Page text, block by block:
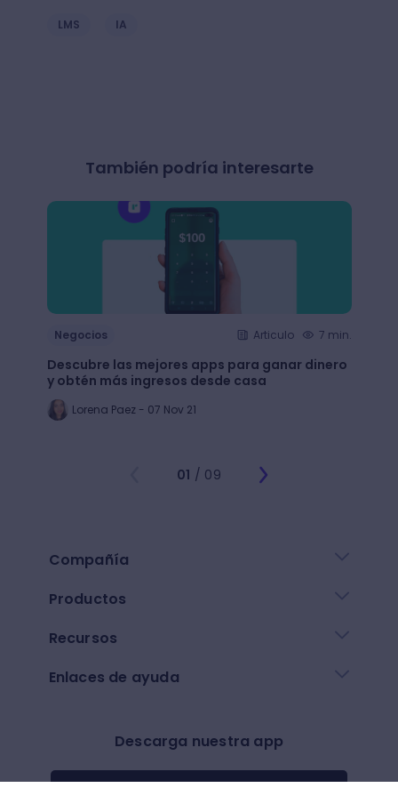
LMS IA
También podría interesarte
Negocios Articulo 7 min.
Descubre las mejores apps para ganar dinero
y obtén más ingresos desde casa
Lorena Paez - 07 Nov 21
01 / 09
Compañía
Productos
Recursos
Enlaces de ayuda
Descarga nuestra app